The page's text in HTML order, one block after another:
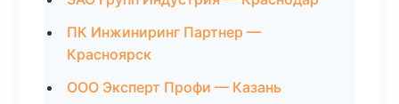
ПК Инжиниринг Партнер —
Красноярск
ООО Эксперт Профи — Казань